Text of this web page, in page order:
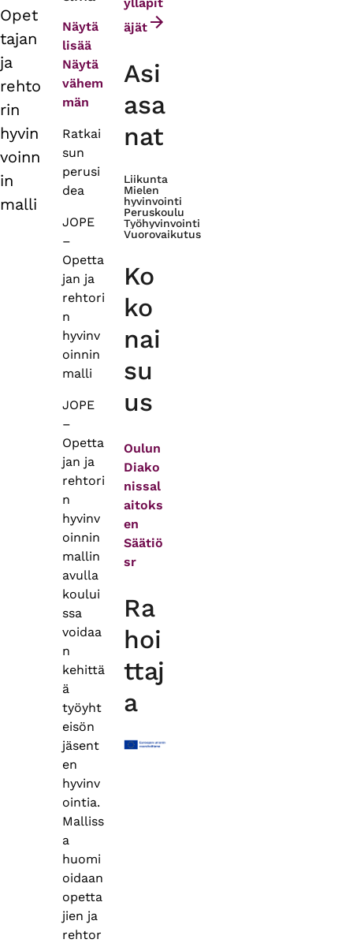
Opet
tajan
ja
rehto
rin
hyvin
voinn
in
malli
Näytä
lisää
Näytä
vähem
män
Ratkai
sun
perusi
dea
JOPE
–
Opetta
jan ja
rehtori
n
hyvinv
oinnin
malli
JOPE
–
Opetta
jan ja
rehtori
n
hyvinv
oinnin
mallin
avulla
koului
ssa
voidaa
n
kehittä
ä
työyht
eisön
jäsent
en
hyvinv
ointia.
Malliss
a
huomi
oidaan
opetta
jien ja
rehtor
äjät
Asi
asa
nat
Liikunta
Mielen
hyvinvointi
Peruskoulu
Työhyvinvointi
Vuorovaikutus
Ko
ko
nai
su
us
Oulun
Diako
nissal
aitoks
en
Säätiö
sr
Ra
hoi
ttaj
a